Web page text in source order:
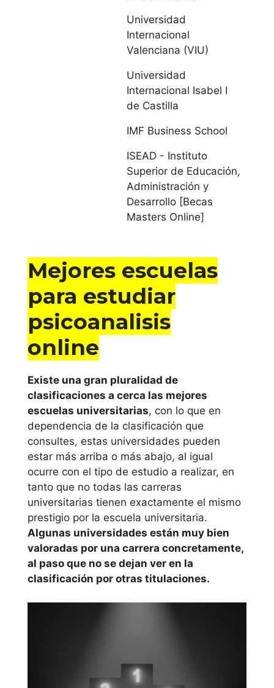
Cataluña
Oliba CEU
Universidad
Autónoma de
Universidad de
Barcelona
Universidad
Internacional de
Cataluña
Universitat de
Lleida
Universitat
Oberta de
Catalunya
Universidad
Pompeu Fabra
Universidad
Ramón Llull
Universidad
Rovira i Virgili
Universidad de
Madrid
Universidad
Internacional
Valenciana (VIU)
Universidad
Internacional Isabel I
de Castilla
IMF Business School
ISEAD - Instituto
Superior de Educación,
Administración y
Desarrollo [Becas
Masters Online]
Mejores escuelas
para estudiar
psicoanalisis
online
Existe una gran pluralidad de
clasificaciones a cerca las mejores
escuelas universitarias, con lo que en
dependencia de la clasificación que
consultes, estas universidades pueden
estar más arriba o más abajo, al igual
ocurre con el tipo de estudio a realizar, en
tanto que no todas las carreras
universitarias tienen exactamente el mismo
prestigio por la escuela universitaria.
Algunas universidades están muy bien
valoradas por una carrera concretamente,
al paso que no se dejan ver en la
clasificación por otras titulaciones.